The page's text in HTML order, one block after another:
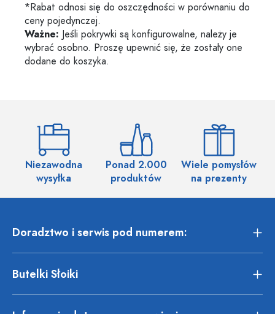
*Rabat odnosi się do oszczędności w porównaniu do
ceny pojedynczej.
Ważne: Jeśli pokrywki są konfigurowalne, należy je
wybrać osobno. Proszę upewnić się, że zostały one
dodane do koszyka.
Niezawodna
wysyłka
Ponad 2.000
produktów
Wiele pomysłów
na prezenty
Doradztwo i serwis pod numerem:
Butelki Słoiki